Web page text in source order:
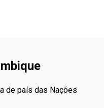
de país das Nações